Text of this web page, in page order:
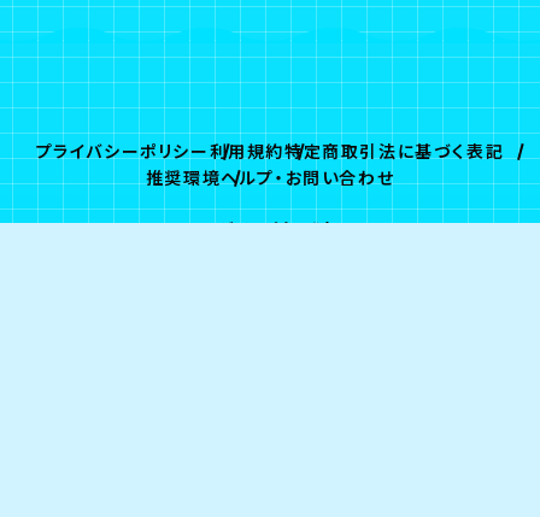
プライバシーポリシー利用規約特定商取引法に基づく表記
推奨環境ヘルプ・お問い合わせ
ログイン会員登録